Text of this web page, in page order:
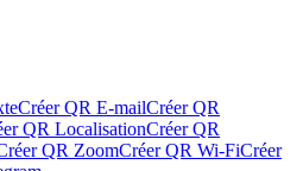
Créer QR E-mailCréer QR
QR LocalisationCréer QR
QR ZoomCréer QR Wi-FiCréer